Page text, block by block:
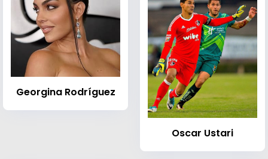
Georgina Rodríguez
Oscar Ustari